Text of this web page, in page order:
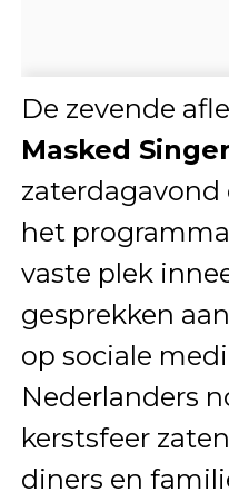
De zevende
Masked
het
vaste plek
gesprekken
op sociale
Nederlanders
kerstsfeer
diners en